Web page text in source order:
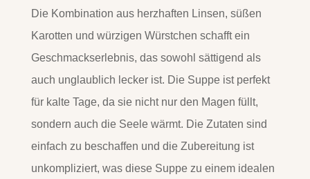
Die Kombination aus herzhaften Linsen, süßen
Karotten und würzigen Würstchen schafft ein
Geschmackserlebnis, das sowohl sättigend als
auch unglaublich lecker ist. Die Suppe ist perfekt
für kalte Tage, da sie nicht nur den Magen füllt,
sondern auch die Seele wärmt. Die Zutaten sind
einfach zu beschaffen und die Zubereitung ist
unkompliziert, was diese Suppe zu einem idealen